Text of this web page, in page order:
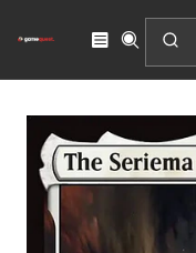
Inicio Singles
Edge of Eternities